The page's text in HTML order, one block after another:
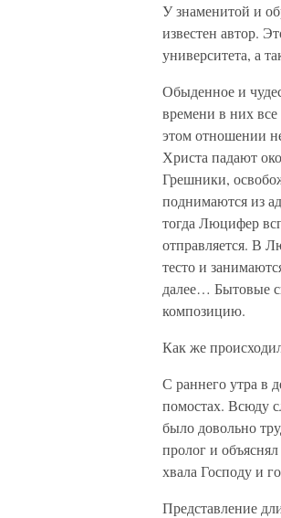
У знаменитой и
известен автор.
университета, а
Обыденное и
времени в них
этом отношении
Христа падают
Грешники,
поднимаются из
тогда Люцифер
отправляется. В
тесто и
далее… Бытовые
композицию.
Как же
С раннего утра в
помостах. Всюду
было довольно
пролог и
хвала Господу и
Представление